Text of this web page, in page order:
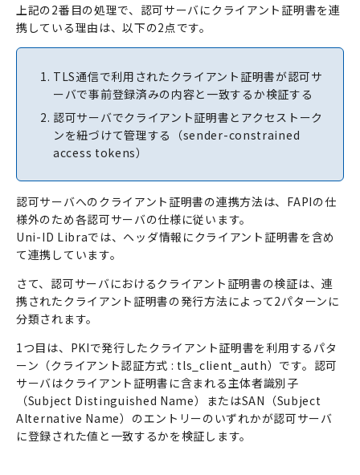
上記の2番目の処理で、認可サーバにクライアント証明書を連
携している理由は、以下の2点です。
TLS通信で利用されたクライアント証明書が認可サ
ーバで事前登録済みの内容と一致するか検証する
認可サーバでクライアント証明書とアクセストーク
ンを紐づけて管理する（sender-constrained
access tokens）
認可サーバへのクライアント証明書の連携方法は、FAPIの仕
様外のため各認可サーバの仕様に従います。
Uni-ID Libraでは、ヘッダ情報にクライアント証明書を含め
て連携しています。
さて、認可サーバにおけるクライアント証明書の検証は、連
携されたクライアント証明書の発行方法によって2パターンに
分類されます。
1つ目は、PKIで発行したクライアント証明書を利用するパタ
ーン（クライアント認証方式 : tls_client_auth）です。認可
サーバはクライアント証明書に含まれる主体者識別子
（Subject Distinguished Name）またはSAN（Subject
Alternative Name）のエントリーのいずれかが認可サーバ
に登録された値と一致するかを検証します。